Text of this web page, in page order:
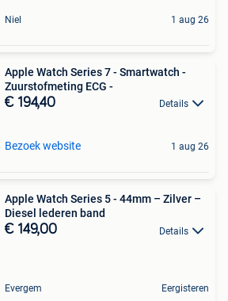
Niel 1 aug 26
Apple Watch Series 7 - Smartwatch -
Zuurstofmeting ECG -
€ 194,40 Details
Bezoek website 1 aug 26
Apple Watch Series 5 - 44mm – Zilver –
Diesel lederen band
€ 149,00 Details
Evergem Eergisteren